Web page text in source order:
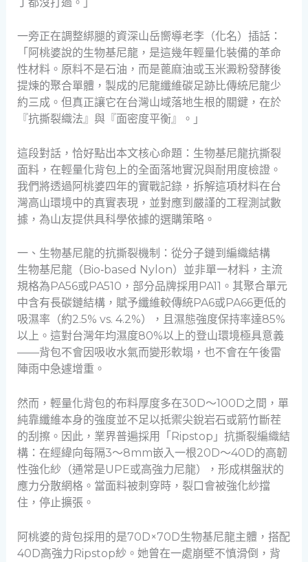
一旁正在調整綁腿的資深山岳嚮導老李（化名）插話：
「阿桃婆說的生物基尼龍，是這幾年輕量化裝備的革命
性材料。原料不是石油，而是蓖麻油或玉米澱粉發酵後
提煉的聚合單體，製成的尼龍纖維碳足跡比傳統尼龍少
約三成。但真正讓它在台灣山域落地生根的關鍵，在於
『抗撕裂織法』與『面密度平衡』。」
這段對話，恰好點出本文核心命題：生物基尼龍抗撕裂
面料，在輕量化背包上的全面落地實況與耐用度檢證。
我們將透過阿桃婆四年的實戰記錄，拆解這項材料在台
灣高山環境中的真實表現，並對應到嚴謹的工程測試數
據，為山友提供具科學依據的選購策略。
一、生物基尼龍的抗撕裂機制：從分子鏈到編織結構
生物基尼龍（Bio‑based Nylon）並非單一材料，主流
規格為PA56或PA510，部分品牌採用PA11。其聚合單元
中含有長碳鏈結構，賦予纖維較傳統PA6或PA66更低的
吸濕率（約2.5% vs. 4.2%），且濕態強度保持率達85%
以上。這對台灣年均濕度80%以上的登山環境極具意義
——背包不會因吸收水氣而變形軟塌，也不會在午後雷
陣雨中急遽增重。
然而，輕量化背包的布料厚度多在30D～100D之間，單
純靠纖維本身的強度並不足以抵禦尖銳岩石或箭竹斷茬
的刮擦。因此，業界普遍採用「Ripstop」抗撕裂編織結
構：在經緯向每隔3～8mm嵌入一根20D～40D的高韌
性強化紗（通常是UPE或高強力尼龍），形成棋盤狀的
應力分散網格。當面料被刺穿時，裂口會被強化紗擋
住，停止擴張。
阿桃婆的背包採用的是70D×70D生物基尼龍主體，搭配
40D高強力Ripstop紗。她曾在一處崩壁不慎滑倒，背